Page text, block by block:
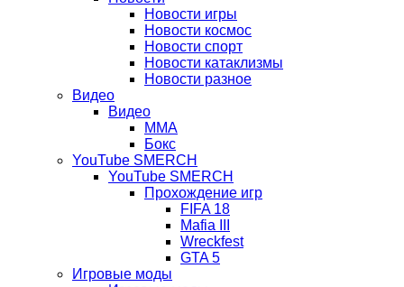
Новости игры
Новости космос
Новости спорт
Новости катаклизмы
Новости разное
Видео
Видео
ММА
Бокс
YouTube SMERCH
YouTube SMERCH
Прохождение игр
FIFA 18
Mafia III
Wreckfest
GTA 5
Игровые моды